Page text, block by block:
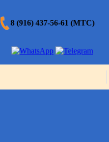
8 (916) 437-56-61 (МТС)